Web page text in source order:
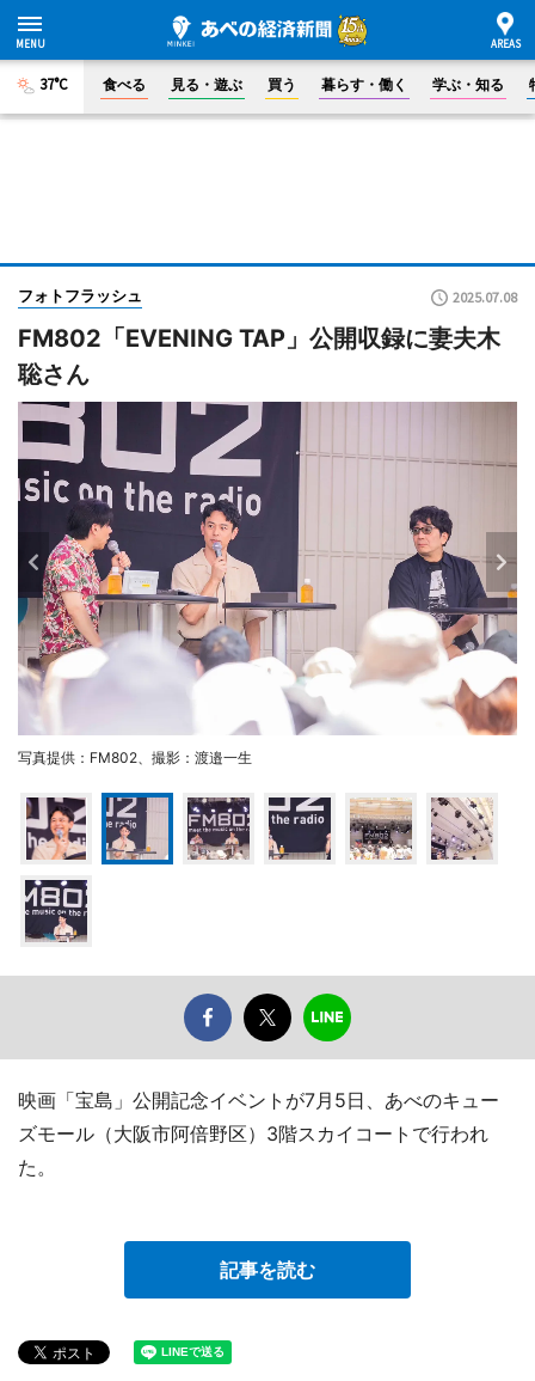
37°C 食べる 見る・遊ぶ 買う 暮らす・働く 学ぶ・知る
フォトフラッシュ 2025.07.08
FM802「EVENING TAP」公開収録に妻夫木
聡さん
写真提供：FM802、撮影：渡邉一生
映画「宝島」公開記念イベントが7月5日、あべのキュー
ズモール（大阪市阿倍野区）3階スカイコートで行われ
た。
記事を読む